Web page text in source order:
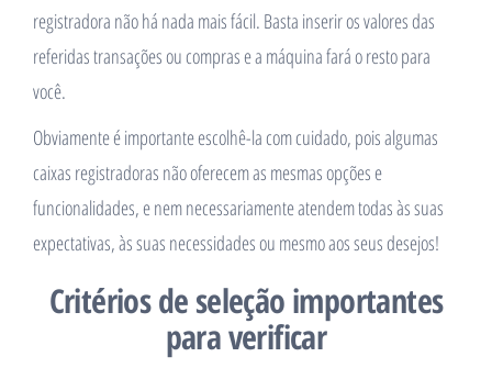
registradora não há nada mais fácil. Basta inserir os valores das
referidas transações ou compras e a máquina fará o resto para
você.
Obviamente é importante escolhê-la com cuidado, pois algumas
caixas registradoras não oferecem as mesmas opções e
funcionalidades, e nem necessariamente atendem todas às suas
expectativas, às suas necessidades ou mesmo aos seus desejos!
Critérios de seleção importantes
para verificar